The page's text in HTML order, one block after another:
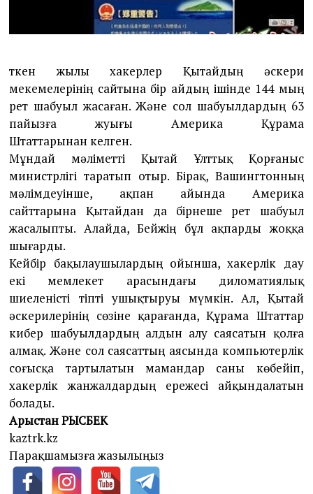
Өткен жылы хакерлер Қытайдың әскери
мекемелерінің сайтына бір айдың ішінде 144 мың
рет шабуыл жасаған. Және сол шабуылдардың 63
пайызға жуығы Америка Құрама
Штаттарынан келген.
Мұндай мәліметті Қытай Ұлттық Қорғаныс
министрлігі таратып отыр. Бірақ, Вашингтонның
мәлімдеуінше, ақпан айында Америка
сайттарына Қытайдан да бірнеше рет шабуыл
жасалыпты. Алайда, Бейжің бұл ақпарды жоққа
шығарды.
Кейбір бақылаушылардың ойынша, хакерлік дау
екі мемлекет арасындағы диломатиялық
шиеленісті тіпті ушықтыруы мүмкін. Ал, Қытай
әскерилерінің сөзіне қарағанда, Құрама Штаттар
кибер шабуылдардың алдын алу саясатын қолға
алмақ. Және сол саясаттың аясында компьютерлік
соғысқа тартылатын мамандар саны көбейіп,
хакерлік жанжалдардың ережесі айқындалатын
болады.
Арыстан РЫСБЕК
kaztrk.kz
Парақшамызға жазылыңыз